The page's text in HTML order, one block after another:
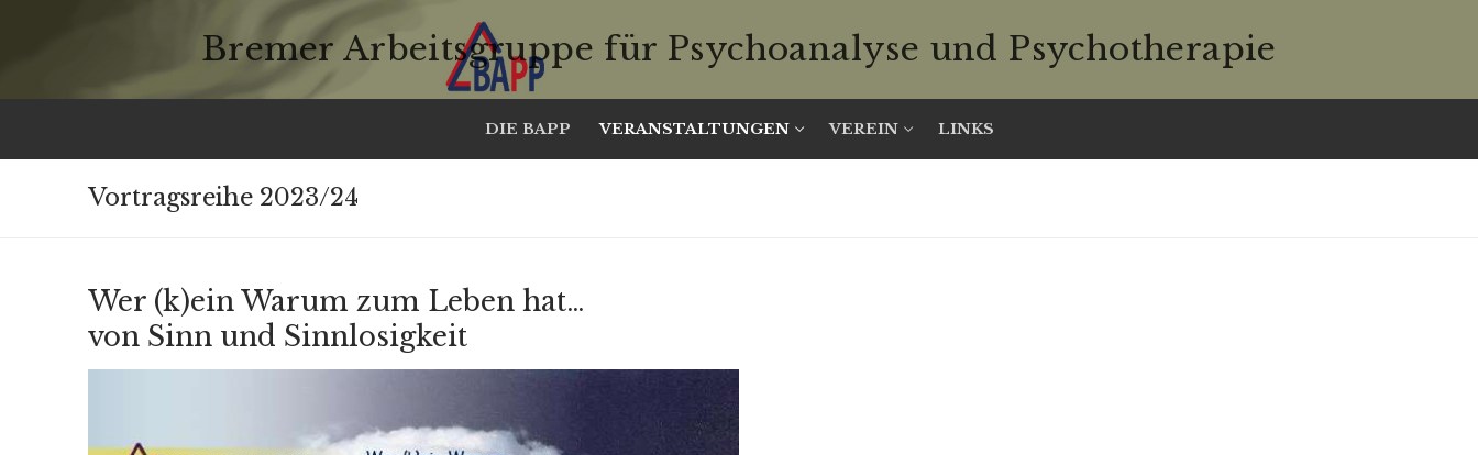
Bremer Arbeitsgruppe für Psychoanalyse und Psychotherapie
DIE BAPP VERANSTALTUNGEN VEREIN LINKS
Vortragsreihe 2023/24
Wer (k)ein Warum zum Leben hat…
von Sinn und Sinnlosigkeit